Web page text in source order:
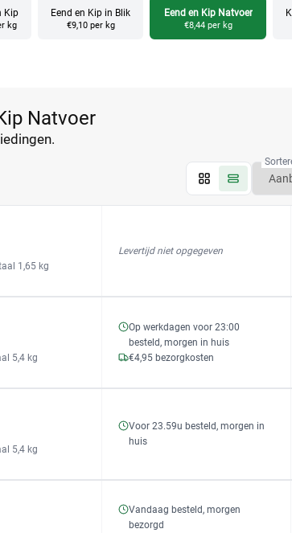
Kip
kg
Eend en Kip in Blik
€9,10 per kg
Eend en Kip Natvoer
€8,44 per kg
Natvoer
1,65 kg
Levertijd niet opgegeven
5,4 kg
Op werkdagen voor 23:00
besteld, morgen in huis
€4,95 bezorgkosten
5,4 kg
Voor 23.59u besteld, morgen in
huis
Vandaag besteld, morgen
bezorgd